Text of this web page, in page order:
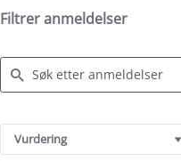
Filtrer anmeldelser
Reviews
Vurdering